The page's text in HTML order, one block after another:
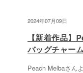
2024年07月09日
【新着作品
バッグチャー
Peach Melbaさん